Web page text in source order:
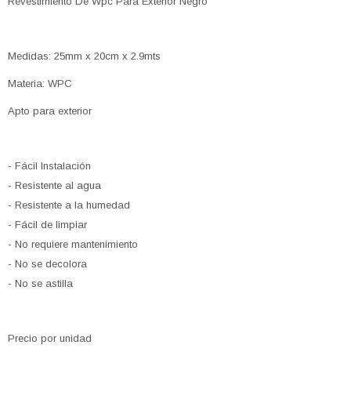
Medidas: 25mm x 20cm x 2.9mts
Materia: WPC
Apto para exterior
- Fácil Instalación
- Resistente al agua
- Resistente a la humedad
- Fácil de limpiar
- No requiere mantenimiento
- No se decolora
- No se astilla
Precio por unidad